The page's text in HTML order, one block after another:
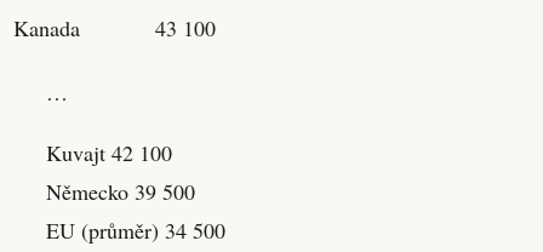
Kanada
43 100
…
Kuvajt 42 100
Německo 39 500
EU (průměr) 34 500